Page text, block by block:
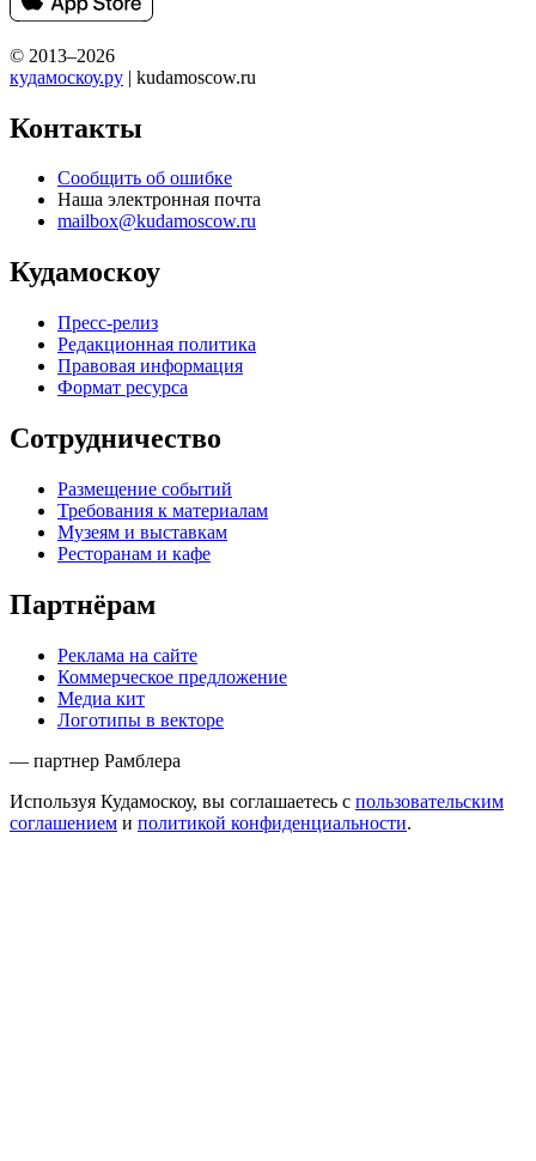
© 2013–2026
кудамоскоу.ру | kudamoscow.ru
Контакты
Сообщить об ошибке
Наша электронная почта
mailbox@kudamoscow.ru
Кудамоскоу
Пресс-релиз
Редакционная политика
Правовая информация
Формат ресурса
Сотрудничество
Размещение событий
Требования к материалам
Музеям и выставкам
Ресторанам и кафе
Партнёрам
Реклама на сайте
Коммерческое предложение
Медиа кит
Логотипы в векторе
— партнер Рамблера
Используя Кудамоскоу, вы соглашаетесь с пользовательским
соглашением и политикой конфиденциальности.